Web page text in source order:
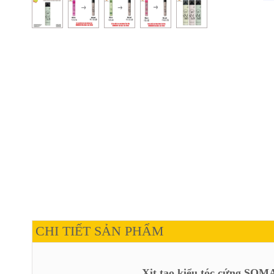
CHI TIẾT SẢN PHẨM